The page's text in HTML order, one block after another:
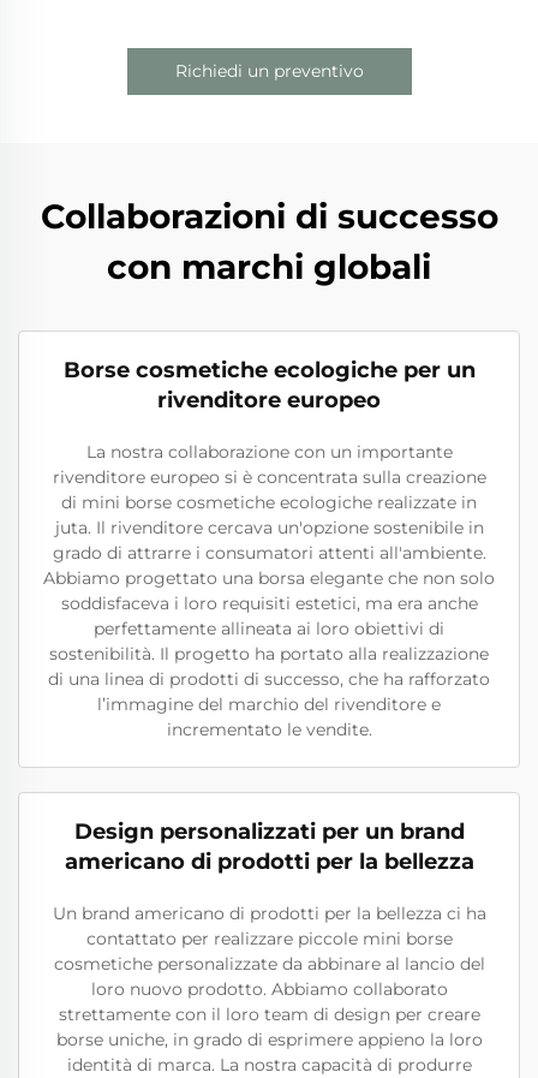
Richiedi un preventivo
Collaborazioni di successo
con marchi globali
Borse cosmetiche ecologiche per un
rivenditore europeo
La nostra collaborazione con un importante
rivenditore europeo si è concentrata sulla creazione
di mini borse cosmetiche ecologiche realizzate in
juta. Il rivenditore cercava un'opzione sostenibile in
grado di attrarre i consumatori attenti all'ambiente.
Abbiamo progettato una borsa elegante che non solo
soddisfaceva i loro requisiti estetici, ma era anche
perfettamente allineata ai loro obiettivi di
sostenibilità. Il progetto ha portato alla realizzazione
di una linea di prodotti di successo, che ha rafforzato
l’immagine del marchio del rivenditore e
incrementato le vendite.
Design personalizzati per un brand
americano di prodotti per la bellezza
Un brand americano di prodotti per la bellezza ci ha
contattato per realizzare piccole mini borse
cosmetiche personalizzate da abbinare al lancio del
loro nuovo prodotto. Abbiamo collaborato
strettamente con il loro team di design per creare
borse uniche, in grado di esprimere appieno la loro
identità di marca. La nostra capacità di produrre